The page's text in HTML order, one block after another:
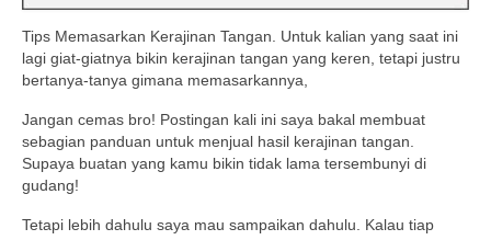
Tips Memasarkan Kerajinan Tangan. Untuk kalian yang saat ini
lagi giat-giatnya bikin kerajinan tangan yang keren, tetapi justru
bertanya-tanya gimana memasarkannya,
Jangan cemas bro! Postingan kali ini saya bakal membuat
sebagian panduan untuk menjual hasil kerajinan tangan.
Supaya buatan yang kamu bikin tidak lama tersembunyi di
gudang!
Tetapi lebih dahulu saya mau sampaikan dahulu. Kalau tiap